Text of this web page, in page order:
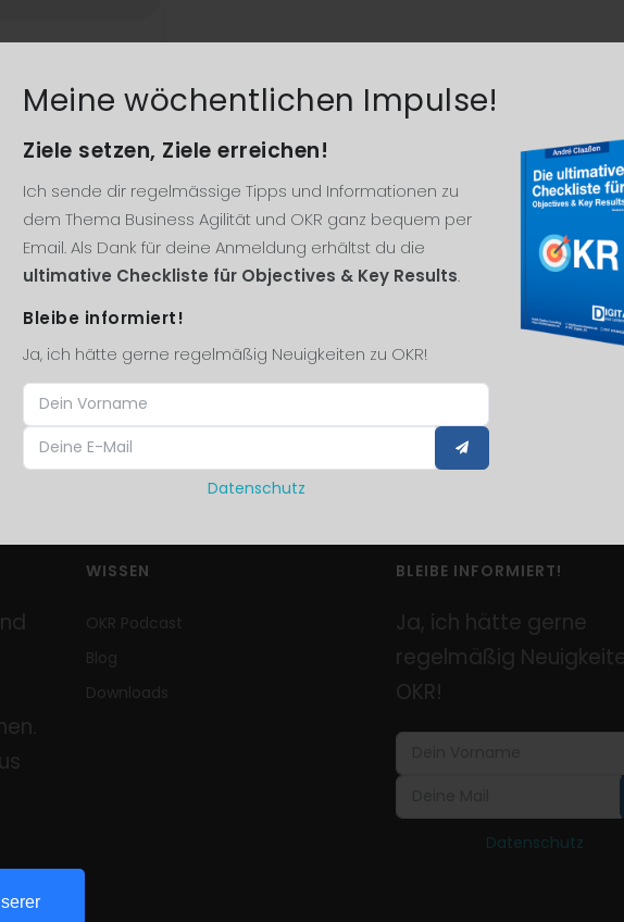
Meine wöchentlichen Impulse!
Ziele setzen, Ziele erreichen!
Ich sende dir regelmässige Tipps und Informationen zu
dem Thema Business Agilität und OKR ganz bequem per
Email. Als Dank für deine Anmeldung erhältst du die
ultimative Checkliste für Objectives & Key Results.
Bleibe informiert!
Ja, ich hätte gerne regelmäßig Neuigkeiten zu OKR!
Datenschutz
OKR
ich mit
Kristina
spielt. ...
WISSEN
OKR Podcast
Blog
Downloads
BLEIBE INFORMIERT!
Ja, ich hätte gerne
regelmäßig
OKR!
Datenschutz